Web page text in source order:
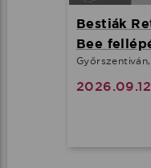
Bestiák
Bee